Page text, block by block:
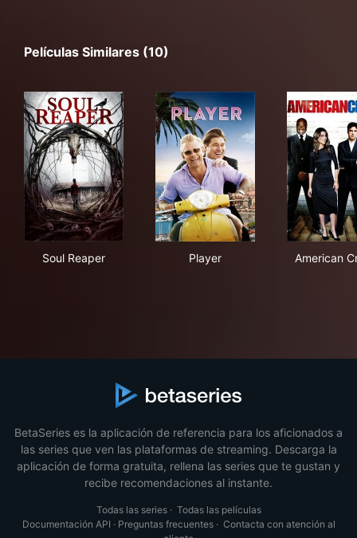
Películas Similares (10)
Soul Reaper Player American
BetaSeries es la aplicación de referencia para los aficionados a
las series que ven las plataformas de streaming. Descarga la
aplicación de forma gratuita, rellena las series que te gustan y
recibe recomendaciones al instante.
Todas las series· Todas las películas
Documentación API · Preguntas frecuentes· Contacta con atención al